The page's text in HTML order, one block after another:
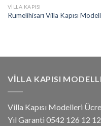
VILLA KAPISI
Rumelihisarı Villa Kapısı
VILLA KAPISI
Villa Kapısı Modelleri
Yıl Garanti 0542 126 12 12